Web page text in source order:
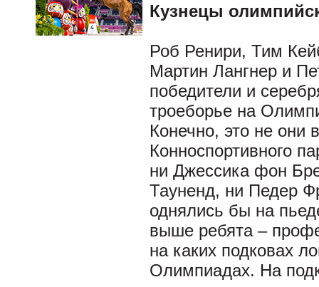
Кузнецы
Роб Ренири, Тим
Мартин Лангнер и
победители и
троеборье на
Конечно, это не они
Конноспортивного
ни Джессика фон
Тауненд, ни Педер
однялись бы на
выше ребята –
на каких подковах
Олимпиадах. На